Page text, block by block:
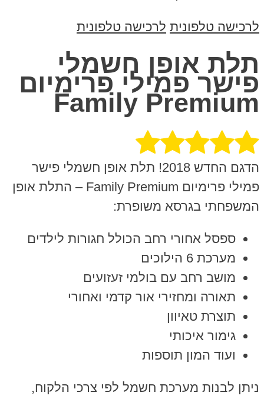
לרכישה טלפונית לרכישה טלפונית
תלת אופן חשמלי
פישר פמילי פרימיום
Family Premium
הדגם החדש 2018! תלת אופן חשמלי פישר
פמילי פרימיום Family Premium – התלת אופן
המשפחתי בגרסא משופרת:
ספסל אחורי רחב הכולל חגורות לילדים
מערכת 6 הילוכים
מושב רחב עם בולמי זעזועים
תאורה ומחזירי אור קדמי ואחורי
תוצרת טאיוון
גימור איכותי
ועוד המון תוספות
ניתן לבנות מערכת חשמל לפי צרכי הלקוח,